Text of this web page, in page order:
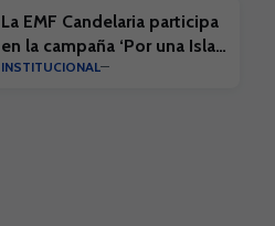
La EMF Candelaria participa
en la campaña ‘Por una Isla
limpia’ con el desarrollo de
INSTITUCIONAL